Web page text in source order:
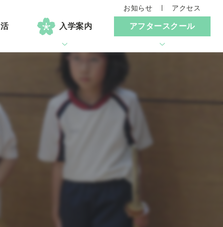
入学案内 アフタースクール
お知らせ アクセス